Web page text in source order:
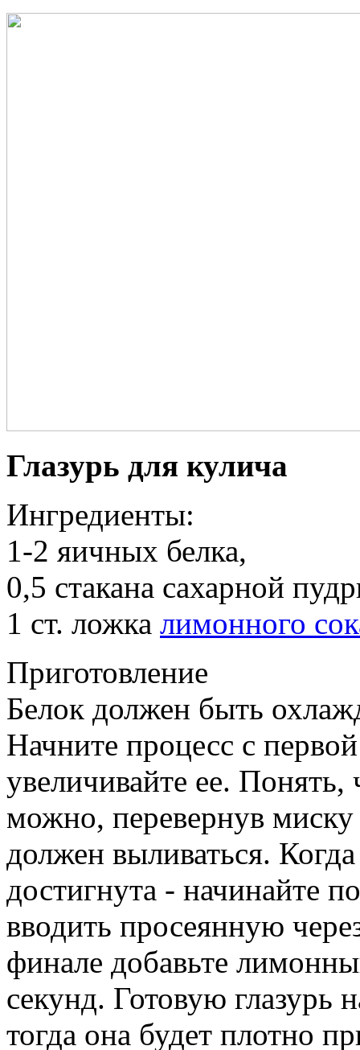
Глазурь для кулича
Ингредиенты:
1-2 яичных белка,
0,5 стакана сахарной
1 ст. ложка лимонного
Приготовление
Белок должен быть
Начните процесс с
увеличивайте ее. Понять,
можно, перевернув
должен выливаться.
достигнута - начинайте
вводить просеянную
финале добавьте
секунд. Готовую глазурь
тогда она будет плотно